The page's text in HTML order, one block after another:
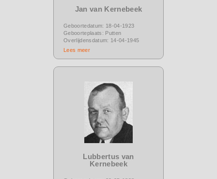
Jan van Kernebeek
Geboortedatum: 18-04-1923
Geboorteplaats: Putten
Overlijdensdatum: 14-04-1945
Lees meer
Lubbertus van
Kernebeek